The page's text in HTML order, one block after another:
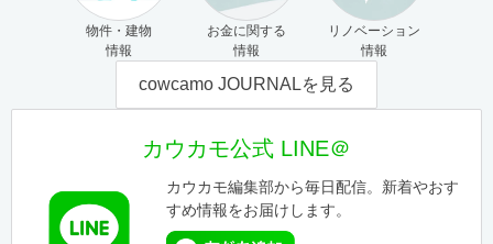
物件・建物
情報
お金に関する
情報
リノベーション
情報
cowcamo JOURNALを見る
カウカモ公式 LINE＠
カウカモ編集部から毎日配信。新着やおす
すめ情報をお届けします。